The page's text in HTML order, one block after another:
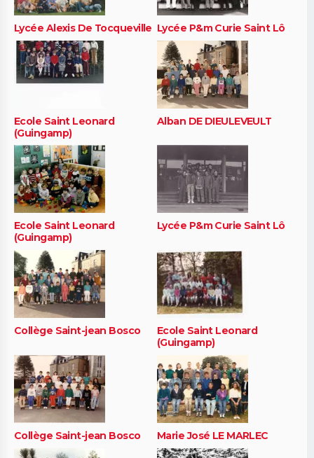
Lycée Alexis De Tocqueville Lycée P&m Curie Saint Lô
Ecole Saint Leonard
(Guingamp)
Alban DE DIEULEVEULT
Ecole Saint Leonard
(Guingamp)
Lycée P&m Curie Saint Lô
Collège Saint-jean Bosco
Ecole Saint Leonard
(Guingamp)
Collège Saint-jean Bosco Marie José LE MARLEC